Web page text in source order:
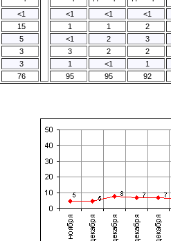
<1 <1 <1 <1
15 1 1 2
5 <1 2 3
3 3 2 2
3 1 <1 1
76 95 95 92